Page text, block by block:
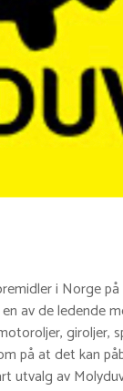
i Norge
av de ledende
giroljer,
på at det kan
av